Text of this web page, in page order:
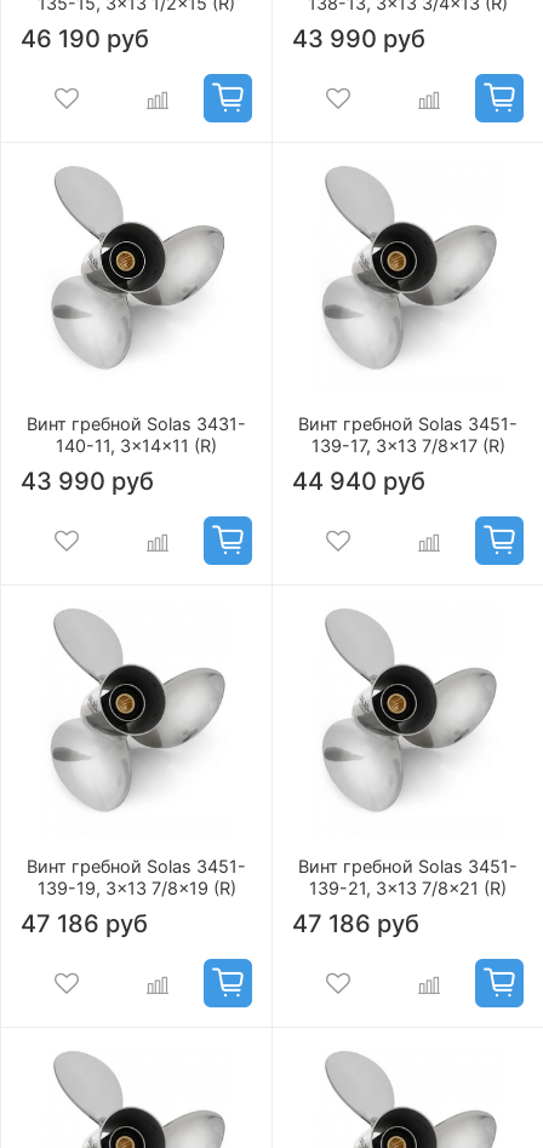
46 190 руб 43 990 руб
Винт гребной Solas 3431-
140-11, 3x14x11 (R)
43 990 руб
Винт гребной Solas 3451-
139-17, 3x13 7/8x17 (R)
44 940 руб
Винт гребной Solas 3451-
139-19, 3x13 7/8x19 (R)
47 186 руб
Винт гребной Solas 3451-
139-21, 3x13 7/8x21 (R)
47 186 руб